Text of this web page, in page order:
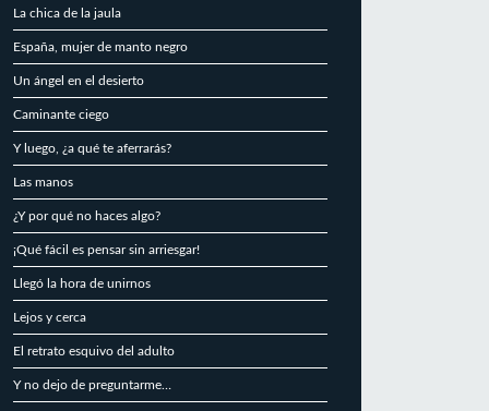
La chica de la jaula
España, mujer de manto negro
Un ángel en el desierto
Caminante ciego
Y luego, ¿a qué te aferrarás?
Las manos
¿Y por qué no haces algo?
¡Qué fácil es pensar sin arriesgar!
Llegó la hora de unirnos
Lejos y cerca
El retrato esquivo del adulto
Y no dejo de preguntarme…